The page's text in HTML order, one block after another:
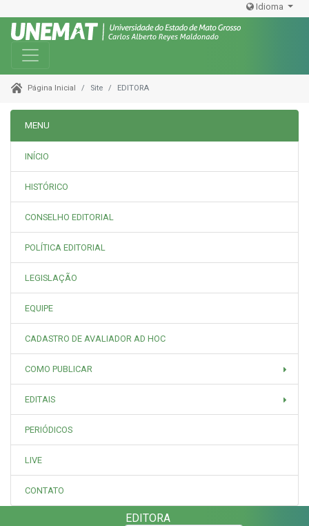
Idioma
Toggle navigation
Página Inicial Site EDITORA
MENU
INÍCIO
HISTÓRICO
CONSELHO EDITORIAL
POLÍTICA EDITORIAL
LEGISLAÇÃO
EQUIPE
CADASTRO DE AVALIADOR AD HOC
COMO PUBLICAR
EDITAIS
PERIÓDICOS
LIVE
CONTATO
EDITORA